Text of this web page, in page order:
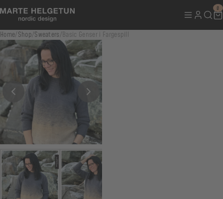
0
Home/Shop/Sweaters/Basic Genser i Fargespill